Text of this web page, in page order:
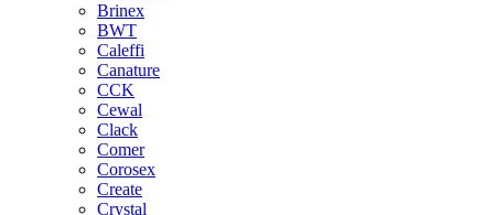
Brinex
BWT
Caleffi
Canature
CCK
Cewal
Clack
Comer
Corosex
Create
Crystal